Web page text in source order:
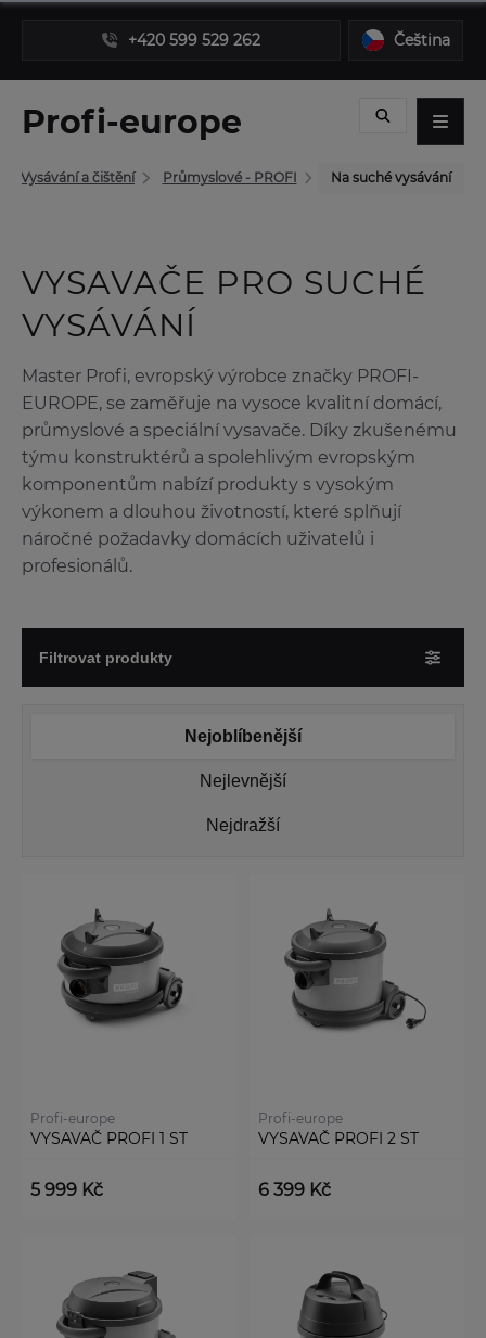
+420 599 529 262 Čeština
Profi-europe
Vysávání a čištění Průmyslové - PROFI Na suché vysávání
VYSAVAČE PRO SUCHÉ
VYSÁVÁNÍ
Master Profi, evropský výrobce značky PROFI-
EUROPE, se zaměřuje na vysoce kvalitní domácí,
průmyslové a speciální vysavače. Díky zkušenému
týmu konstruktérů a spolehlivým evropským
komponentům nabízí produkty s vysokým
výkonem a dlouhou životností, které splňují
náročné požadavky domácích uživatelů i
profesionálů.
Filtrovat produkty
Nejoblíbenější
Nejlevnější
Nejdražší
Profi-europe
VYSAVAČ PROFI 1 ST
5 999 Kč
Profi-europe
VYSAVAČ PROFI 2 ST
6 399 Kč